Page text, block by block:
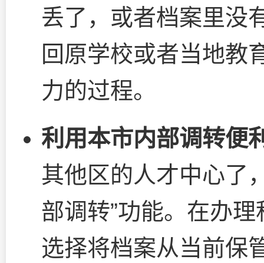
丢了，或者档案里没
回原学校或者当地教
力的过程。
利用本市内部调转便
其他区的人才中心了
部调转”功能。在办
选择将档案从当前保